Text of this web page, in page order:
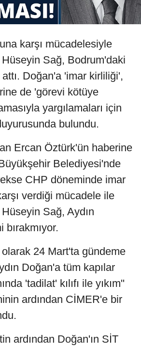
karşı mücadelesiyle
Sağ, Bodrum'daki
Doğan'a 'imar kirliliği',
de 'görevi kötüye
yargılamaları için
bulundu.
Ercan Öztürk'ün haberine
Belediyesi'nde
CHP döneminde imar
verdiği mücadele ile
Sağ, Aydın
bırakmıyor.
24 Mart'ta gündeme
Doğan'a tüm kapılar
'tadilat' kılıfı ile yıkım''
ardından CİMER'e bir
ardından Doğan'ın SİT